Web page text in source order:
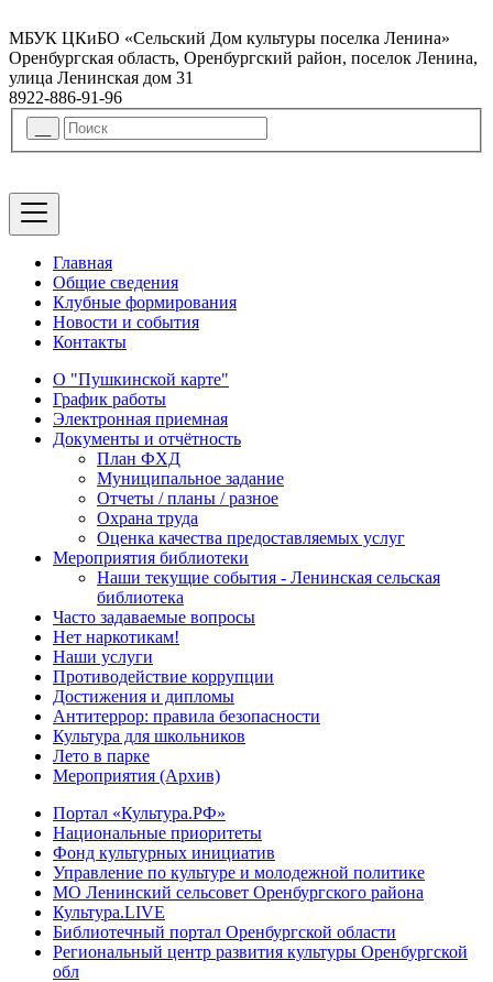
МБУК ЦКиБО «Сельский Дом культуры поселка Ленина»
Оренбургская область, Оренбургский район, поселок Ленина,
улица Ленинская дом 31
8922-886-91-96
Главная
Общие сведения
Клубные формирования
Новости и события
Контакты
О "Пушкинской карте"
График работы
Электронная приемная
Документы и отчётность
План ФХД
Муниципальное задание
Отчеты / планы / разное
Охрана труда
Оценка качества предоставляемых услуг
Мероприятия библиотеки
Наши текущие события - Ленинская сельская
библиотека
Часто задаваемые вопросы
Нет наркотикам!
Наши услуги
Противодействие коррупции
Достижения и дипломы
Антитеррор: правила безопасности
Культура для школьников
Лето в парке
Мероприятия (Архив)
Портал «Культура.РФ»
Национальные приоритеты
Фонд культурных инициатив
Управление по культуре и молодежной политике
МО Ленинский сельсовет Оренбургского района
Культура.LIVE
Библиотечный портал Оренбургской области
Региональный центр развития культуры Оренбургской
обл